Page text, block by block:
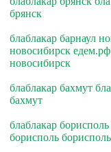
брянск
блаблакар барнаул
новосибирск
новосибирск
блаблакар бахмут
бахмут
блаблакар
борисполь борисполь